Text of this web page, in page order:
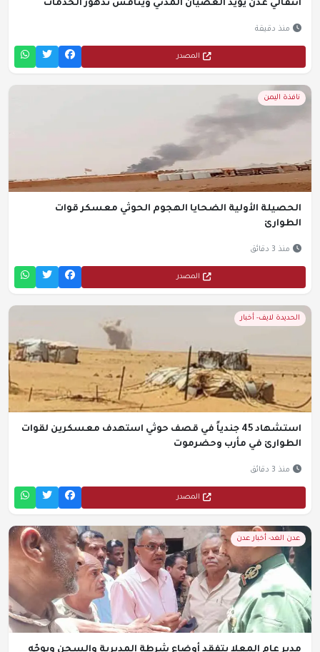
انتقالي عدن يؤيد العصيان المدني ويناقش تدهور الخدمات
منذ دقيقة
المصدر
نافذة اليمن
الحصيلة الأولية الضحايا الهجوم الحوثي معسكر قوات
الطوارئ
منذ 3 دقائق
المصدر
الحديدة لايف- أخبار
استشهاد 45 جندياً في قصف حوثي استهدف معسكرين لقوات
الطوارئ في مأرب وحضرموت
منذ 3 دقائق
المصدر
عدن الغد- أخبار عدن
مدير عام المعلا يتفقد أوضاع شرطة المديرية والسجن ويوجّه